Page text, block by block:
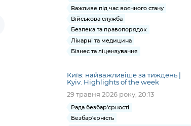
Важливе під час воєнного стану
Військова служба
Безпека та правопорядок
Лікарні та медицина
Бізнес та ліцензування
Київ: найважливіше за тиждень |
Kyiv. Highlights of the week
29 травня 2026 року, 20:13
Рада безбар'єрності
Безбар'єрність